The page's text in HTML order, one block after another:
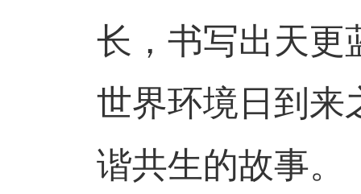
长，书写出天更
世界环境日到来
谐共生的故事。